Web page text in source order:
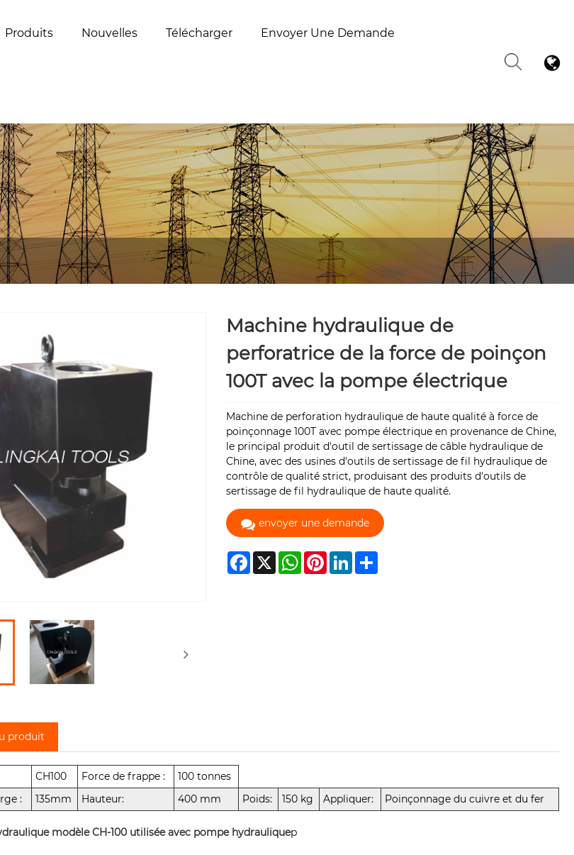
Produits Nouvelles Télécharger Envoyer Une Demande
Machine hydraulique de
perforatrice de la force de poinçon
100T avec la pompe électrique
Machine de perforation hydraulique de haute qualité à force de
poinçonnage 100T avec pompe électrique en provenance de Chine,
le principal produit d'outil de sertissage de câble hydraulique de
Chine, avec des usines d'outils de sertissage de fil hydraulique de
contrôle de qualité strict, produisant des produits d'outils de
sertissage de fil hydraulique de haute qualité.
envoyer une demande
Facebook
X WhatsApp
PinterestLinkedInShare
produit
CH100 Force de frappe :
100 tonnes
:
135mm Hauteur: 400 mm Poids: 150 kg Appliquer: Poinçonnage du cuivre et du fer
modèle CH-100 utilisée avec pompe hydrauliquep